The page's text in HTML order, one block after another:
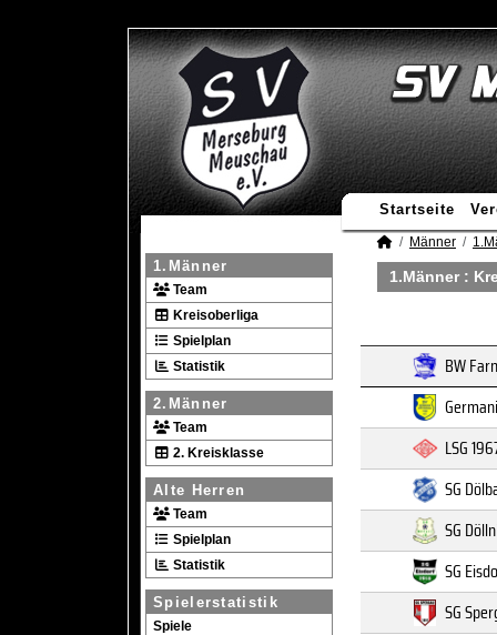
Startseite
1.Männer
Team
Kreisoberliga
Spielplan
Statistik
2.Männer
Team
2. Kreisklasse
Alte Herren
Team
Spielplan
Statistik
Spielerstatistik
Spiele
Männer
1.Männer :
BW
LSG
SG
SG
SG
SG